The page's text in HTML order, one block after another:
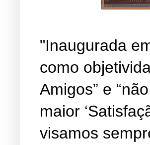
"Inaugurada
como
Amigos” e
maior
visamos